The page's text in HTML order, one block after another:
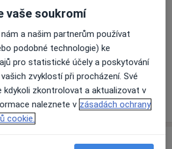
zákroky a malé chirurgické
Šedý zákal
Dalekozrakost
suchého oka +2
Více
o zkušenostech
vaše soukromí
a našim partnerům používat
podobné technologie) ke
pro statistické účely a poskytování
zvyklostí při procházení. Své
kdykoli zkontrolovat a aktualizovat v
naleznete v zásadách ochrany
cookie.